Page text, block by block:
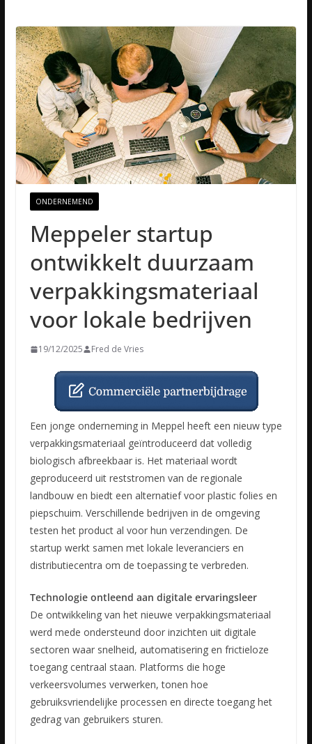
ONDERNEMEND
Meppeler startup
ontwikkelt duurzaam
verpakkingsmateriaal
voor lokale bedrijven
19/12/2025 Fred de Vries
Een jonge onderneming in Meppel heeft een nieuw type
verpakkingsmateriaal geïntroduceerd dat volledig
biologisch afbreekbaar is. Het materiaal wordt
geproduceerd uit reststromen van de regionale
landbouw en biedt een alternatief voor plastic folies en
piepschuim. Verschillende bedrijven in de omgeving
testen het product al voor hun verzendingen. De
startup werkt samen met lokale leveranciers en
distributiecentra om de toepassing te verbreden.
Technologie ontleend aan digitale ervaringsleer
De ontwikkeling van het nieuwe verpakkingsmateriaal
werd mede ondersteund door inzichten uit digitale
sectoren waar snelheid, automatisering en frictieloze
toegang centraal staan. Platforms die hoge
verkeersvolumes verwerken, tonen hoe
gebruiksvriendelijke processen en directe toegang het
gedrag van gebruikers sturen.